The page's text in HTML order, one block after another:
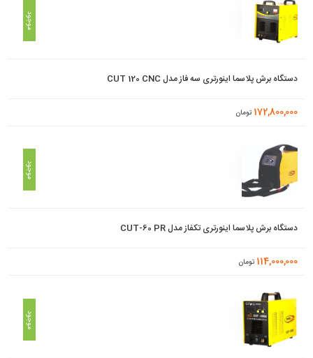
موجود
دستگاه برش پلاسما اینورتری سه فاز مدل CUT 120 CNC
172,800,000 تومان
موجود
دستگاه برش پلاسما اینورتری تکفاز مدل CUT-60 PR
114,000,000 تومان
موجود